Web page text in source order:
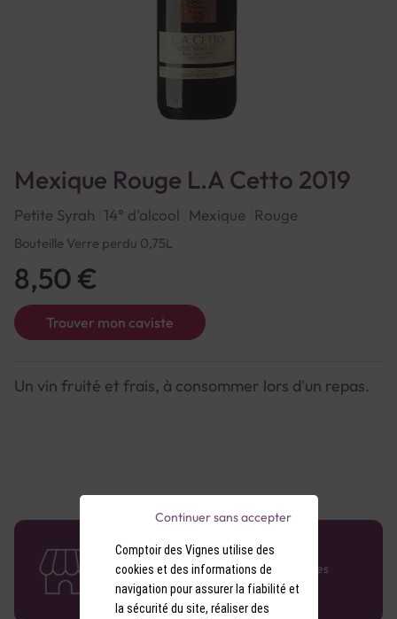
Mexique Rouge L.A Cetto 2019
Petite Syrah 14° d'alcool Mexique Rouge
Bouteille Verre perdu 0,75L
Trouver mon caviste
8,50 €
Un vin fruité et frais, à consommer lors d'un repas.
58 caves en France
Retrouvez le réseau Comptoir des Vignes
partout en France !
Comptoir des Vignes utilise des
cookies et des informations de
navigation pour assurer la fiabilité et
la sécurité du site, réaliser des
Continuer sans accepter